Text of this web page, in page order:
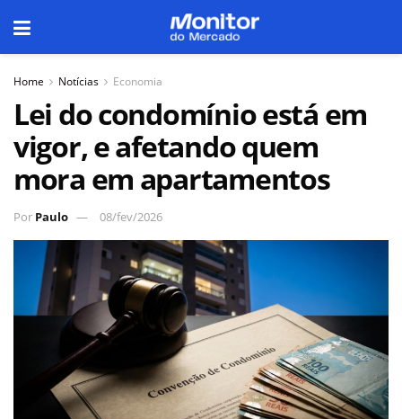
Home Notícias Economia
Lei do condomínio está em
vigor, e afetando quem
mora em apartamentos
Por Paulo 08/fev/2026